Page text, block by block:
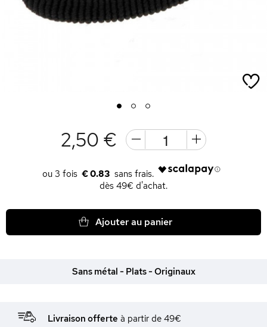
1 2 3
2,50 €
€ 0.83
dès 49€ d'achat.
Ajouter au panier
Sans métal - Plats - Originaux
Livraison offerte à partir de 49€